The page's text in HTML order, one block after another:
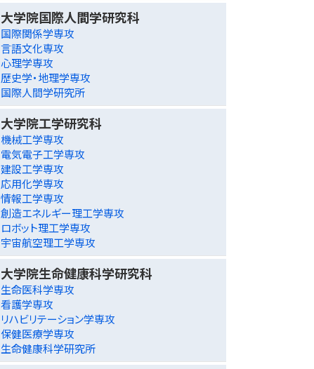
大学院国際人間学研究科
国際関係学専攻
言語文化専攻
心理学専攻
歴史学・地理学専攻
国際人間学研究所
大学院工学研究科
機械工学専攻
電気電子工学専攻
建設工学専攻
応用化学専攻
情報工学専攻
創造エネルギー理工学専攻
ロボット理工学専攻
宇宙航空理工学専攻
大学院生命健康科学研究科
生命医科学専攻
看護学専攻
リハビリテーション学専攻
保健医療学専攻
生命健康科学研究所